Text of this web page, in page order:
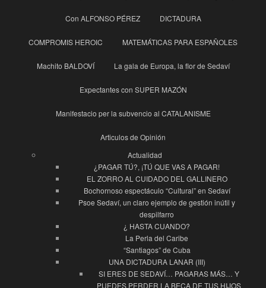
Con ALFONSO PÉREZ DICTADURA
COMPROMIS HEROIC MATEMÁTICAS PARA ESPAÑOLES
Machito BALDOVÍ La gala de Europa, la flor de Sedaví
Expectantes con SUPER MAZÓN
Manifestacio per la subvencio al CATALANISME
Articulos de Opinión
Actualidad
¿PAGAR TÚ?, ¡TÚ QUE VAS A PAGAR!
EL ZORRO AL CUIDADO DEL GALLINERO
Bochornoso espectáculo “Cultural” en Sedaví
Psoe Sedaví, un claro ejemplo de gestión inútil y
despilfarro
¿ HASTA CUANDO?
La Perla del Caribe
“Santiagos” de Cuba
UNA DICTADURA LANAR (III)
SI ERES DE SEDAVÍ… PAGARAS MÁS… Y
PUEDES PERDER LA BECA DE TUS HIJOS